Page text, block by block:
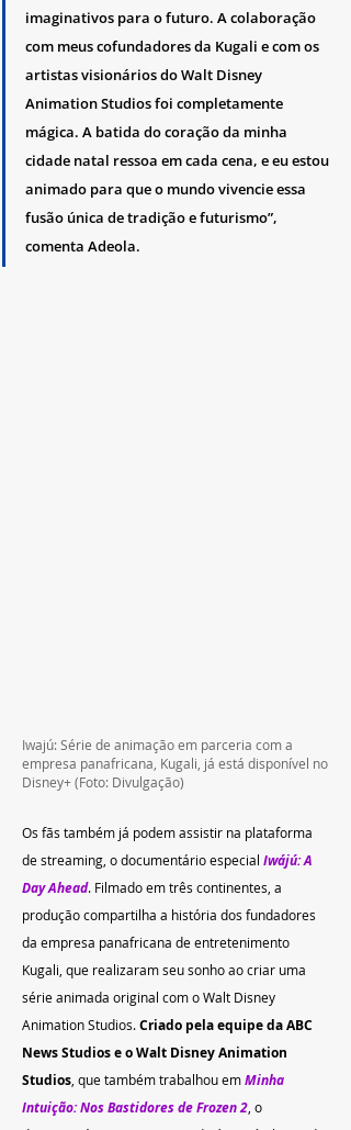
imaginativos para o futuro. A colaboração
com meus cofundadores da Kugali e com os
artistas visionários do Walt Disney
Animation Studios foi completamente
mágica. A batida do coração da minha
cidade natal ressoa em cada cena, e eu estou
animado para que o mundo vivencie essa
fusão única de tradição e futurismo”,
comenta Adeola.
Iwajú: Série de animação em parceria com a
empresa panafricana, Kugali, já está disponível no
Disney+ (Foto: Divulgação)
Os fãs também já podem assistir na plataforma
de streaming, o documentário especial Iwájú: A
Day Ahead. Filmado em três continentes, a
produção compartilha a história dos fundadores
da empresa panafricana de entretenimento
Kugali, que realizaram seu sonho ao criar uma
série animada original com o Walt Disney
Animation Studios. Criado pela equipe da ABC
News Studios e o Walt Disney Animation
Studios, que também trabalhou em Minha
Intuição: Nos Bastidores de Frozen 2, o